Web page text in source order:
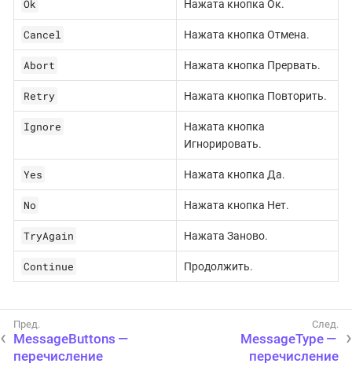
Ok Нажата кнопка Ок.
Cancel Нажата кнопка Отмена.
Abort Нажата кнопка Прервать.
Retry Нажата кнопка Повторить.
Ignore
Нажата кнопка
Игнорировать.
Yes Нажата кнопка Да.
No Нажата кнопка Нет.
TryAgain Нажата Заново.
Continue Продолжить.
MessageButtons —
перечисление
MessageType —
перечисление